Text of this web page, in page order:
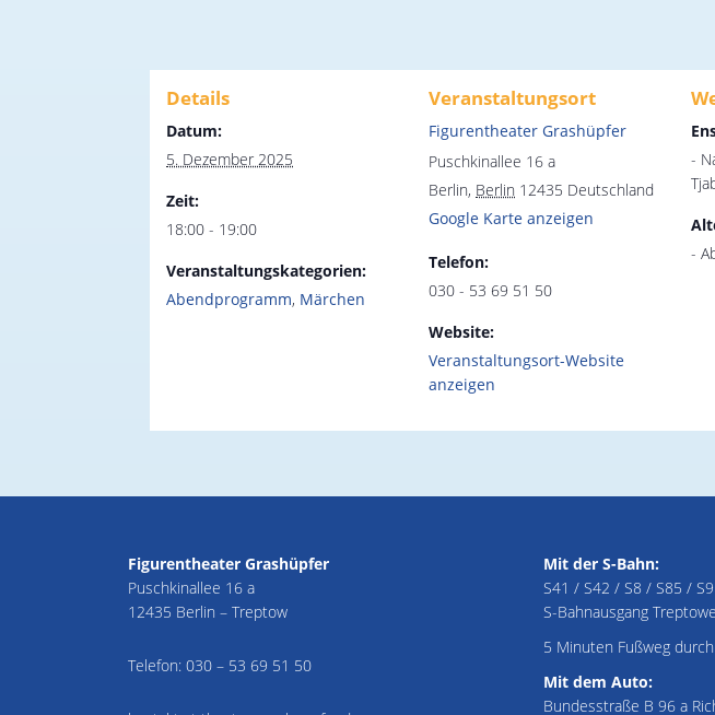
Details
Datum:
5. Dezember 2025
Zeit:
18:00 - 19:00
Veranstaltungskategorien:
Abendprogramm, Märchen
Veranstaltungsort
Figurentheater Grashüpfer
Puschkinallee 16 a
Berlin, Berlin 12435 Deutschland
Google Karte anzeigen
Telefon:
030 - 53 69 51 50
Website:
Veranstaltungsort-Website
anzeigen
-
-
Figurentheater Grashüpfer
Puschkinallee 16 a
12435 Berlin – Treptow
Telefon: 030 – 53 69 51 50
Mit der S-Bahn:
S41 / S42 / S8 / S85 /
S-Bahnausgang
5 Minuten Fußweg
Mit dem Auto:
Bundesstraße B 96 a